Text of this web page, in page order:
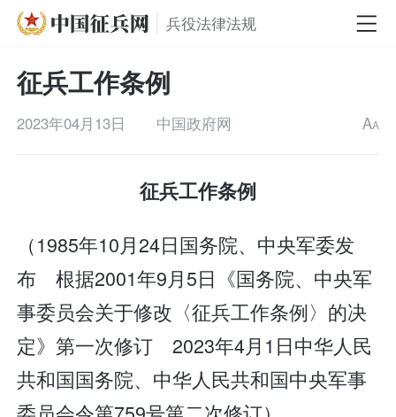
兵役法律法规
征兵工作条例
2023年04月13日 中国政府网 AA
征兵工作条例
（1985年10月24日国务院、中央军委发
布 根据2001年9月5日《国务院、中央军
事委员会关于修改〈征兵工作条例〉的决
定》第一次修订 2023年4月1日中华人民
共和国国务院、中华人民共和国中央军事